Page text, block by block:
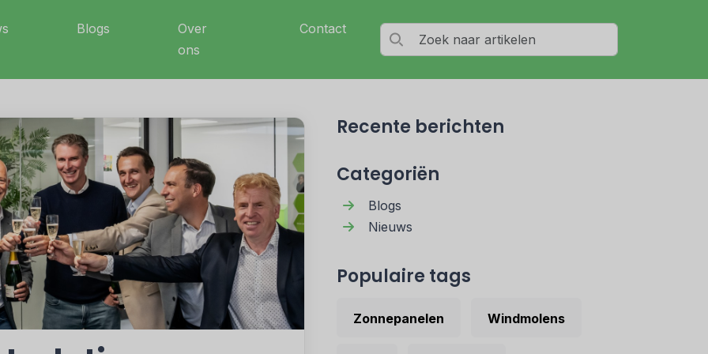
Blogs
Over
ons
Contact
Recente berichten
Categoriën
Blogs
Nieuws
Populaire tags
Zonnepanelen Windmolens